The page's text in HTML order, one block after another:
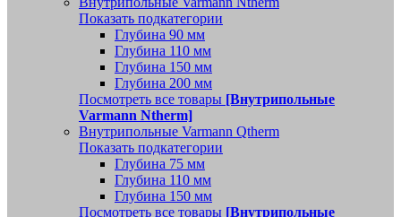
Показать подкатегории
Глубина 90 мм
Глубина 110 мм
Глубина 150 мм
Глубина 200 мм
Посмотреть все товары [Внутрипольные
Varmann Ntherm]
Внутрипольные Varmann Qtherm
Показать подкатегории
Глубина 75 мм
Глубина 110 мм
Глубина 150 мм
Посмотреть все товары [Внутрипольные